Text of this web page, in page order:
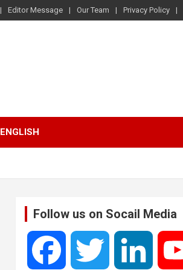
Editor Message Our Team Privacy Policy
ENGLISH
Follow us on Socail Media